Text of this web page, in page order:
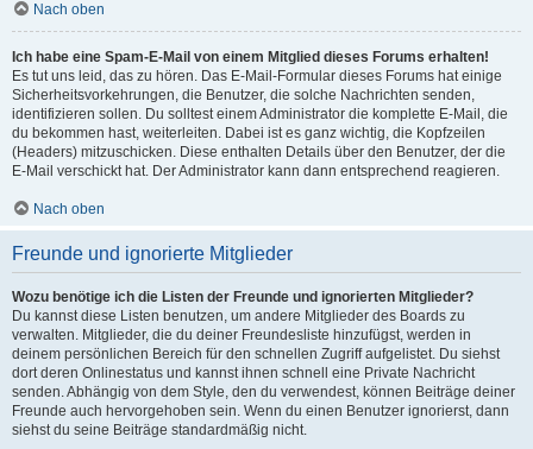
Nach oben
Ich habe eine Spam-E-Mail von einem Mitglied dieses Forums erhalten!
Es tut uns leid, das zu hören. Das E-Mail-Formular dieses Forums hat einige
Sicherheitsvorkehrungen, die Benutzer, die solche Nachrichten senden,
identifizieren sollen. Du solltest einem Administrator die komplette E-Mail, die
du bekommen hast, weiterleiten. Dabei ist es ganz wichtig, die Kopfzeilen
(Headers) mitzuschicken. Diese enthalten Details über den Benutzer, der die
E-Mail verschickt hat. Der Administrator kann dann entsprechend reagieren.
Nach oben
Freunde und ignorierte Mitglieder
Wozu benötige ich die Listen der Freunde und ignorierten Mitglieder?
Du kannst diese Listen benutzen, um andere Mitglieder des Boards zu
verwalten. Mitglieder, die du deiner Freundesliste hinzufügst, werden in
deinem persönlichen Bereich für den schnellen Zugriff aufgelistet. Du siehst
dort deren Onlinestatus und kannst ihnen schnell eine Private Nachricht
senden. Abhängig von dem Style, den du verwendest, können Beiträge deiner
Freunde auch hervorgehoben sein. Wenn du einen Benutzer ignorierst, dann
siehst du seine Beiträge standardmäßig nicht.